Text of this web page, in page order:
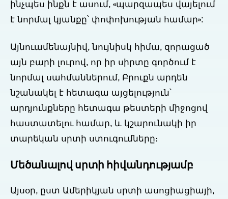
ինչպես ինքն է ասում, «պարզապես վայելում
է նորմալ կյանքը՝ փոփոխության համար»:
Այնուամենայնիվ, նույնիսկ հիմա, զորացած
այն բարի լուրով, որ իր սիրտը գործում է
նորմալ սահմաններում, Բրուքն արդեն
նշանակել է հետագա այցելություն՝
արդյունքները հետագա թեստերի միջոցով
հաստատելու համար, և կշարունակի իր
տարեկան սրտի ստուգումները։
Մեծանալով սրտի հիվանդությամբ
Այսօր, ըստ Ամերիկյան սրտի ասոցիացիայի,